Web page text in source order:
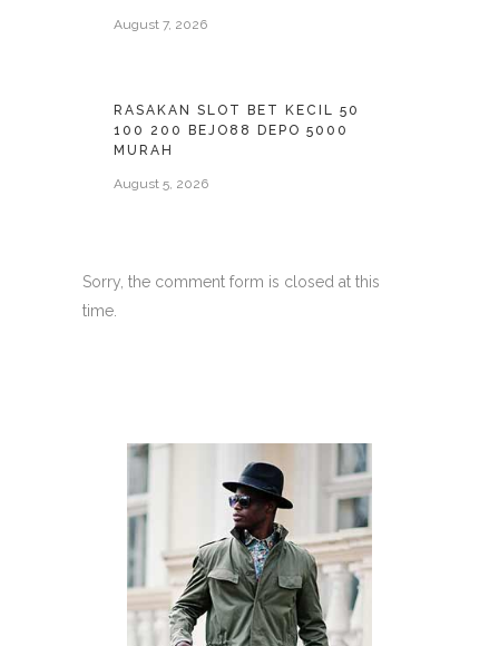
August 7, 2026
RASAKAN SLOT BET KECIL 50
100 200 BEJO88 DEPO 5000
MURAH
August 5, 2026
Sorry, the comment form is closed at this
time.